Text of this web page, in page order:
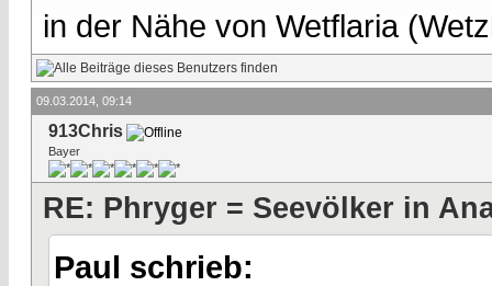
in der Nähe von Wetflaria
09.03.2014, 09:14
913Chris
Bayer
RE: Phryger = Seevölker in
Paul schrieb: